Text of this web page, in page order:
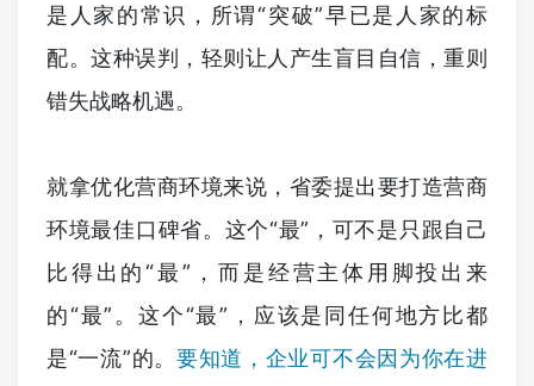
是人家的常识，所谓“突破”早已是人家的标
配。这种误判，轻则让人产生盲目自信，重则
错失战略机遇。
就拿优化营商环境来说，省委提出要打造营商
环境最佳口碑省。这个“最”，可不是只跟自己
比得出的“最”，而是经营主体用脚投出来
的“最”。这个“最”，应该是同任何地方比都
是“一流”的。 要知道，企业可不会因为你在进